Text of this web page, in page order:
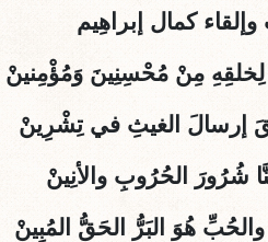
كمال إبراهِيم
مِنْ مُحْسِنِينَ وَمُؤْمِنينْ
إرسالَ الغيثِ في تِشْرِينْ
شُرُورَ الحُرُوبِ والأنِينْ
هُوَ البَرُّ الحَقُّ المُبِينْ